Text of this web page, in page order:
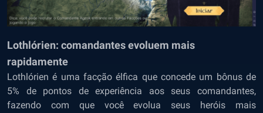
Lothlórien: comandantes evoluem mais
rapidamente
Lothlórien é uma facção élfica que concede um bônus de
5% de pontos de experiência aos seus comandantes,
fazendo com que você evolua seus heróis mais